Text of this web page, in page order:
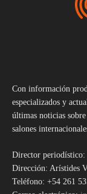
Con información
especializados y
últimas noticias
salones
Director
Dirección: Arístides
Teléfono: +54 261